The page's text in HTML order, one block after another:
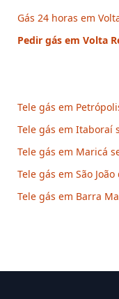
Gás 24 horas em
Pedir gás em Volta
Tele gás em
Tele gás em Itaboraí
Tele gás em Maricá
Tele gás em São
Tele gás em Barra